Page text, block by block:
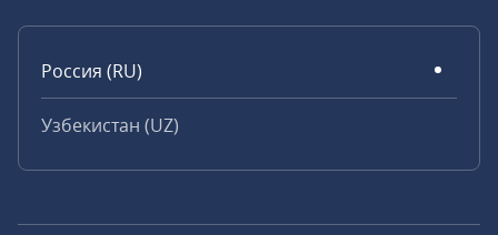
Россия (RU)
Узбекистан (UZ)